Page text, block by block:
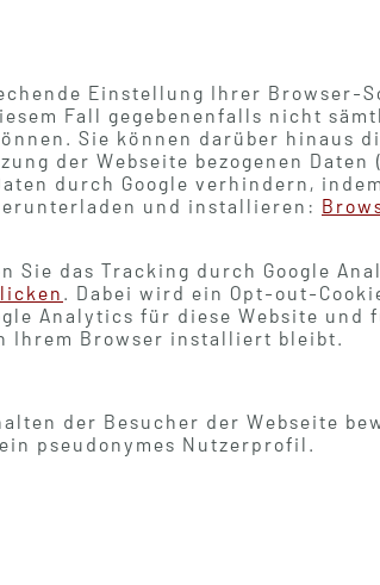
Einstellung Ihrer Browser-
Fall gegebenenfalls nicht
Sie können darüber hinaus
der Webseite bezogenen Daten
durch Google verhindern,
und installieren:
Sie das Tracking durch Google
. Dabei wird ein Opt-out-
Analytics für diese Website und
Ihrem Browser installiert bleibt.
der Besucher der Webseite
pseudonymes Nutzerprofil.